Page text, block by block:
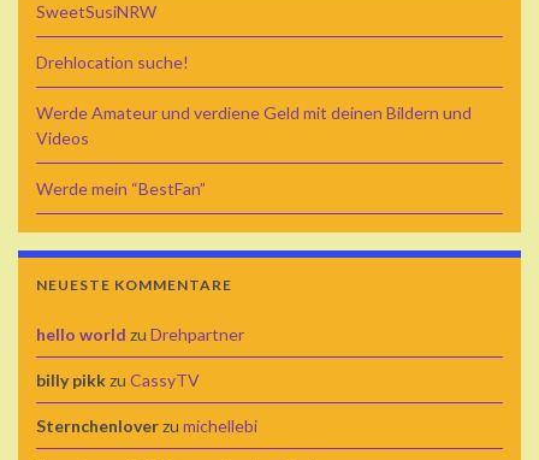
SweetSusiNRW
Drehlocation suche!
Werde Amateur und verdiene Geld mit deinen Bildern und
Videos
Werde mein “BestFan”
NEUESTE KOMMENTARE
hello world zu Drehpartner
billy pikkzu CassyTV
Sternchenloverzu michellebi